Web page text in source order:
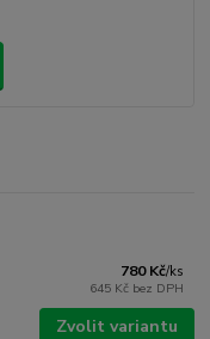
780 Kč/ks
645 Kč bez DPH
Zvolit variantu